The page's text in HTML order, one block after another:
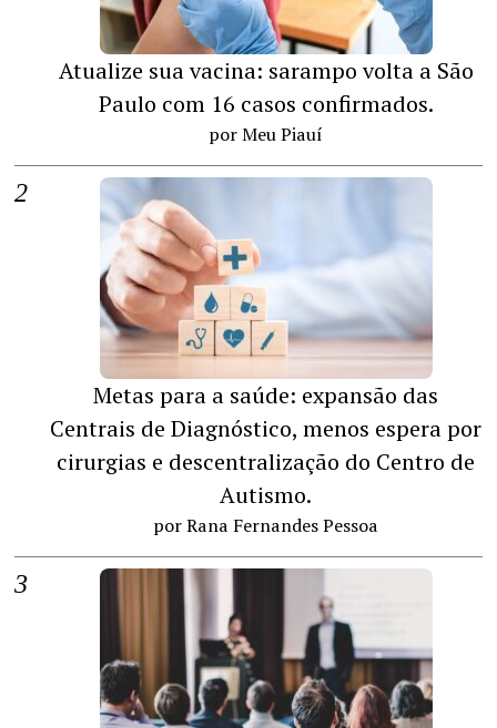
Atualize sua vacina: sarampo volta a São
Paulo com 16 casos confirmados.
por Meu Piauí
Metas para a saúde: expansão das
Centrais de Diagnóstico, menos espera por
cirurgias e descentralização do Centro de
Autismo.
por Rana Fernandes Pessoa